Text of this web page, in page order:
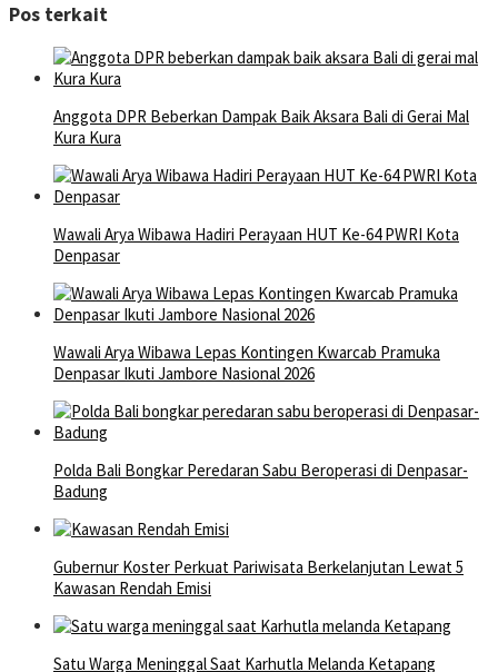
Pos terkait
Anggota DPR Beberkan Dampak Baik Aksara Bali di Gerai Mal
Kura Kura
Wawali Arya Wibawa Hadiri Perayaan HUT Ke-64 PWRI Kota
Denpasar
Wawali Arya Wibawa Lepas Kontingen Kwarcab Pramuka
Denpasar Ikuti Jambore Nasional 2026
Polda Bali Bongkar Peredaran Sabu Beroperasi di Denpasar-
Badung
Gubernur Koster Perkuat Pariwisata Berkelanjutan Lewat 5
Kawasan Rendah Emisi
Satu Warga Meninggal Saat Karhutla Melanda Ketapang